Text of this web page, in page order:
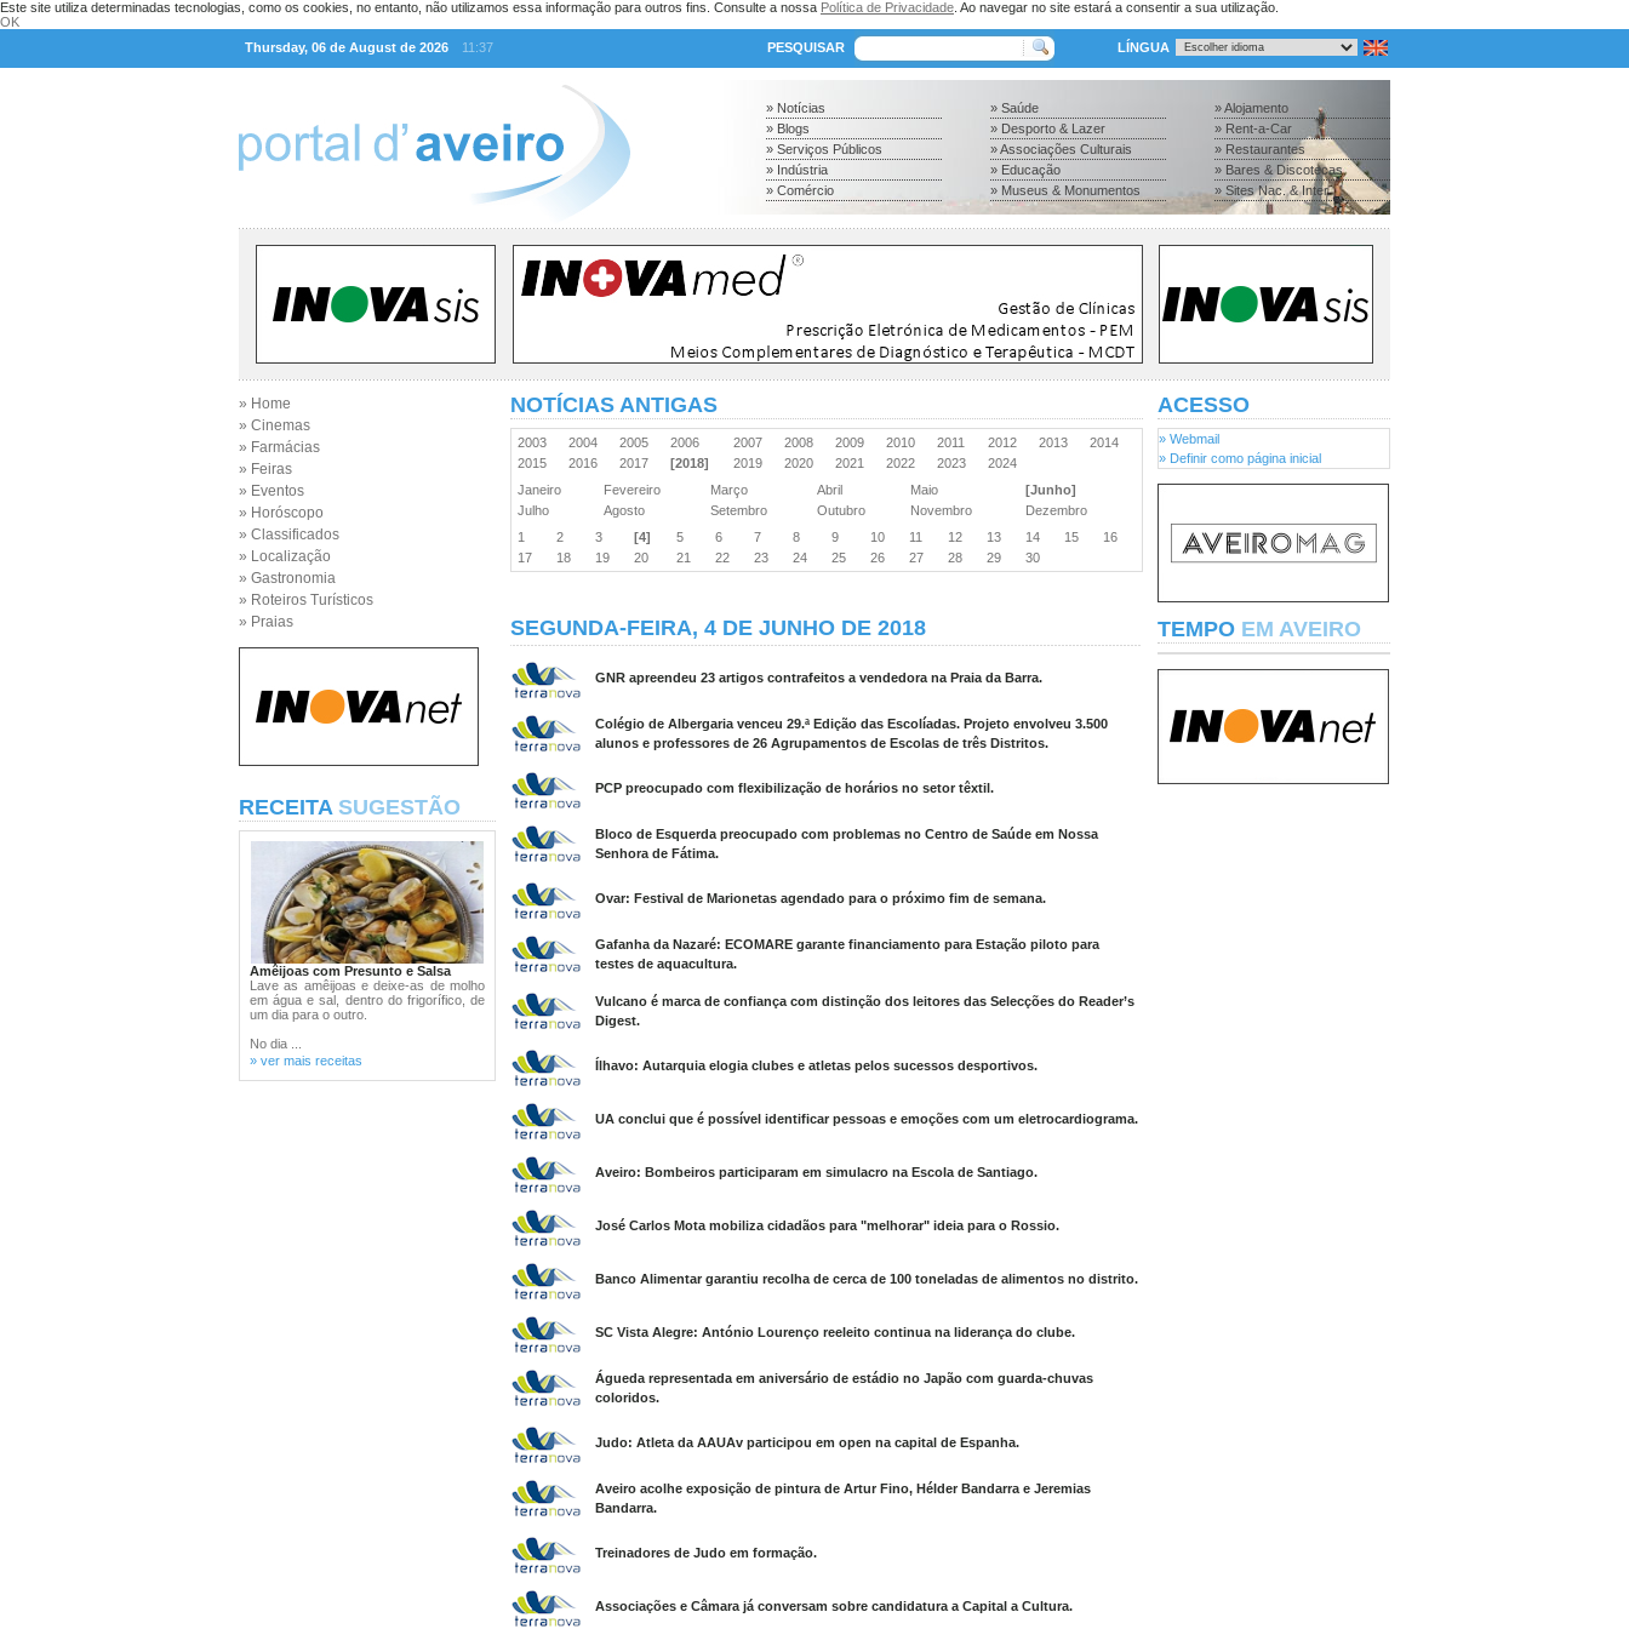
Este site utiliza determinadas tecnologias, como os cookies, no entanto, não utilizamos essa informação para outros fins. Consulte a nossa Política de Privacidade . Ao navegar no site estará a consentir a sua utilização.
OK
Thursday, 06 de August de 2026
11:37 PESQUISAR LÍNGUA
» Notícias
» Blogs
» Serviços Públicos
» Indústria
» Comércio
» Saúde
» Desporto & Lazer
» Associações Culturais
» Educação
» Museus & Monumentos
» Alojamento
» Rent-a-Car
» Restaurantes
» Bares & Discotecas
» Sites Nac. & Inter.
» Home
» Cinemas
» Farmácias
» Feiras
» Eventos
» Horóscopo
» Classificados
» Localização
» Gastronomia
» Roteiros Turísticos
» Praias
RECEITA SUGESTÃO
Amêijoas com Presunto e Salsa
Lave as amêijoas e deixe-as de molho
em água e sal, dentro do frigorífico, de
um dia para o outro.
No dia ...
» ver mais receitas
NOTÍCIAS ANTIGAS
2003 2004 2005 2006 2007 2008 2009 2010 2011 2012 2013
2014
2015
2016 2017 [2018] 2019 2020 2021 2022 2023
2024
Janeiro
Fevereiro Março Abril Maio
[Junho]
Julho
Agosto Setembro Outubro Novembro
Dezembro
1
2 3 [4] 5 6 7 8 9 10 11 12 13 14 15
16
17
18 19 20 21 22 23 24 25 26 27 28 29 30
SEGUNDA-FEIRA, 4 DE JUNHO DE 2018
GNR apreendeu 23 artigos contrafeitos a vendedora na Praia da Barra.
Colégio de Albergaria venceu 29.ª Edição das Escolíadas. Projeto envolveu 3.500
alunos e professores de 26 Agrupamentos de Escolas de três Distritos.
PCP preocupado com flexibilização de horários no setor têxtil.
Bloco de Esquerda preocupado com problemas no Centro de Saúde em Nossa
Senhora de Fátima.
Ovar: Festival de Marionetas agendado para o próximo fim de semana.
Gafanha da Nazaré: ECOMARE garante financiamento para Estação piloto para
testes de aquacultura.
Vulcano é marca de confiança com distinção dos leitores das Selecções do Reader’s
Digest.
Ílhavo: Autarquia elogia clubes e atletas pelos sucessos desportivos.
UA conclui que é possível identificar pessoas e emoções com um eletrocardiograma.
Aveiro: Bombeiros participaram em simulacro na Escola de Santiago.
José Carlos Mota mobiliza cidadãos para "melhorar" ideia para o Rossio.
Banco Alimentar garantiu recolha de cerca de 100 toneladas de alimentos no distrito.
SC Vista Alegre: António Lourenço reeleito continua na liderança do clube.
Águeda representada em aniversário de estádio no Japão com guarda-chuvas
coloridos.
Judo: Atleta da AAUAv participou em open na capital de Espanha.
Aveiro acolhe exposição de pintura de Artur Fino, Hélder Bandarra e Jeremias
Bandarra.
Treinadores de Judo em formação.
Associações e Câmara já conversam sobre candidatura a Capital a Cultura.
ACESSO
» Webmail
» Definir como página inicial
TEMPO EM AVEIRO